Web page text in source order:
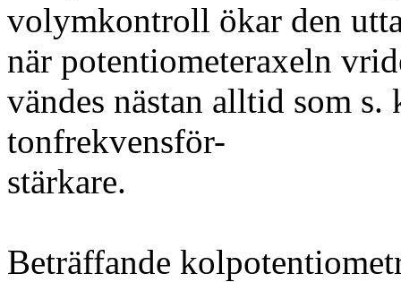
volymkontroll ökar den
när potentiometeraxeln
vändes nästan alltid som
tonfrekvensför-
stärkare.
Beträffande